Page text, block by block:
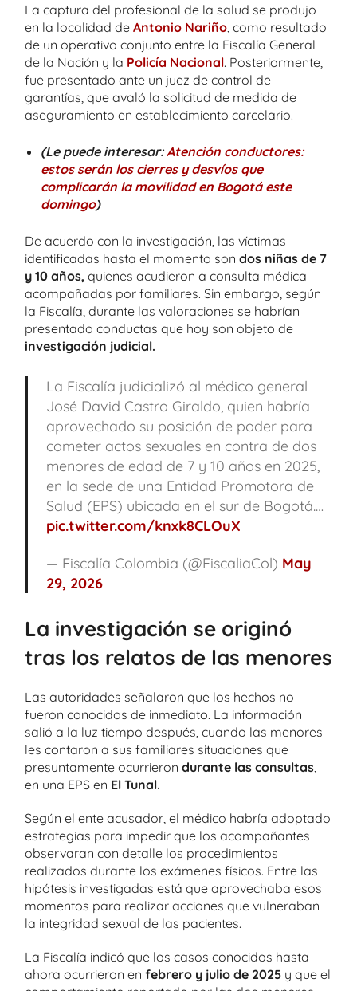
La captura del profesional de la salud se produjo
en la localidad de Antonio Nariño , como resultado
de un operativo conjunto entre la Fiscalía General
de la Nación y la Policía Nacional. Posteriormente,
fue presentado ante un juez de control de
garantías, que avaló la solicitud de medida de
aseguramiento en establecimiento carcelario.
(Le puede interesar:Atención conductores:
estos serán los cierres y desvíos que
complicarán la movilidad en Bogotá este
domingo)
De acuerdo con la investigación, las víctimas
identificadas hasta el momento son dos niñas de 7
y 10 años, quienes acudieron a consulta médica
acompañadas por familiares. Sin embargo, según
la Fiscalía, durante las valoraciones se habrían
presentado conductas que hoy son objeto de
investigación judicial.
La Fiscalía judicializó al médico general
José David Castro Giraldo, quien habría
aprovechado su posición de poder para
cometer actos sexuales en contra de dos
menores de edad de 7 y 10 años en 2025,
en la sede de una Entidad Promotora de
Salud (EPS) ubicada en el sur de Bogotá.…
pic.twitter.com/knxk8CLOuX
— Fiscalía Colombia (@FiscaliaCol) May
29, 2026
La investigación se originó
tras los relatos de las menores
Las autoridades señalaron que los hechos no
fueron conocidos de inmediato. La información
salió a la luz tiempo después, cuando las menores
les contaron a sus familiares situaciones que
presuntamente ocurrieron durante las consultas
en una EPS en El Tunal.
Según el ente acusador, el médico habría adoptado
estrategias para impedir que los acompañantes
observaran con detalle los procedimientos
realizados durante los exámenes físicos. Entre las
hipótesis investigadas está que aprovechaba esos
momentos para realizar acciones que vulneraban
la integridad sexual de las pacientes.
La Fiscalía indicó que los casos conocidos hasta
ahora ocurrieron en febrero y julio de 2025 y que el